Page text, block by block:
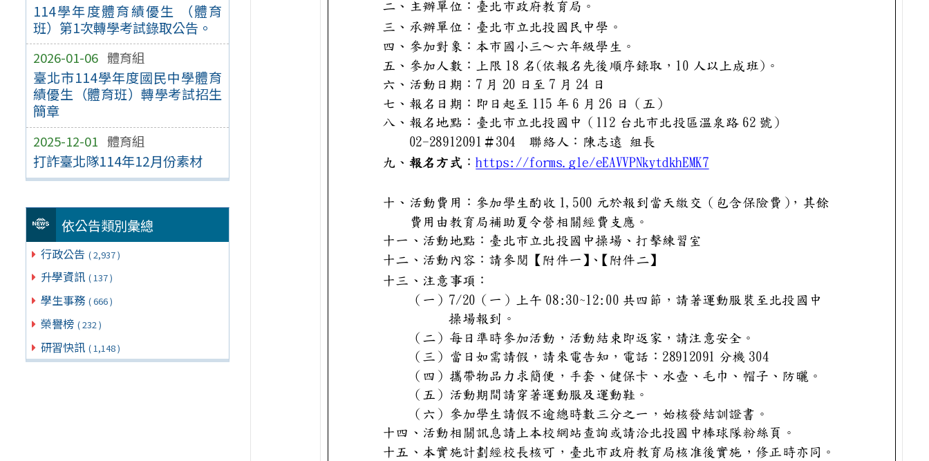
114學年度體育績優生 （體育
班）第1次轉學考試錄取公告。
2026-01-06 體育組
臺北市114學年度國民中學體育
績優生（體育班）轉學考試招生
簡章
2025-12-01 體育組
打詐臺北隊114年12月份素材
依公告類別彙總
行政公告 ( 2,937 )
升學資訊 ( 137 )
學生事務 ( 666 )
榮譽榜 ( 232 )
研習快訊 ( 1,148 )